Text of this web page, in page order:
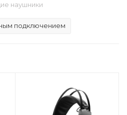
наушники
подключением